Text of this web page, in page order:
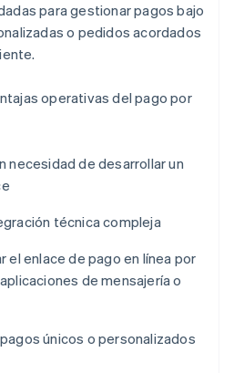
para gestionar pagos bajo
o pedidos acordados
operativas del pago por
necesidad de desarrollar un
técnica compleja
el enlace de pago en línea por
de mensajería o
únicos o personalizados